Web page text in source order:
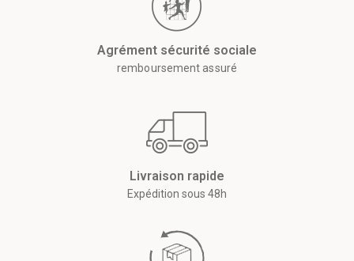
Agrément sécurité sociale
remboursement assuré
Livraison rapide
Expédition sous 48h